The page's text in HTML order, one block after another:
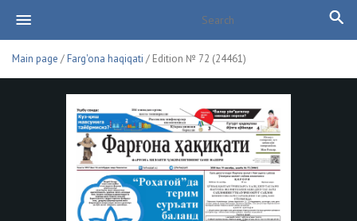
Main page /Farg'ona haqiqati / Edition № 72 (24461)